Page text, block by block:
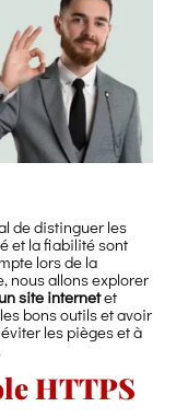
de distinguer les
et la fiabilité sont
lors de la
nous allons explorer
site internetet
bons outils et avoir
les pièges et à
HTTPS